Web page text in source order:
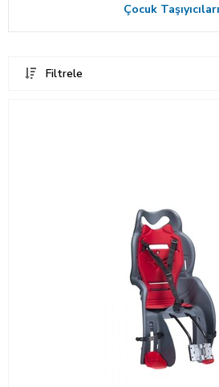
Çocuk Taşıyıcıları
Filtrele